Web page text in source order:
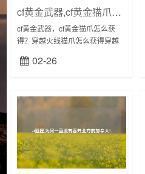
cf黄金武器,cf黄金猫爪怎么获得?
cf黄金武器，cf黄金猫爪怎么获
得？穿越火线猫爪怎么获得穿越
跳乐集碎片兑换，只要攒够一定
数量的碎片就可以兑换永久。轻
02-26